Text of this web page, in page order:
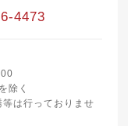
4473
17時
除く
は行っておりませ